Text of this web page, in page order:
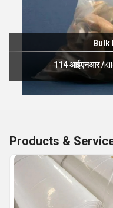
Bulk
114 आईएनआर/
Products &